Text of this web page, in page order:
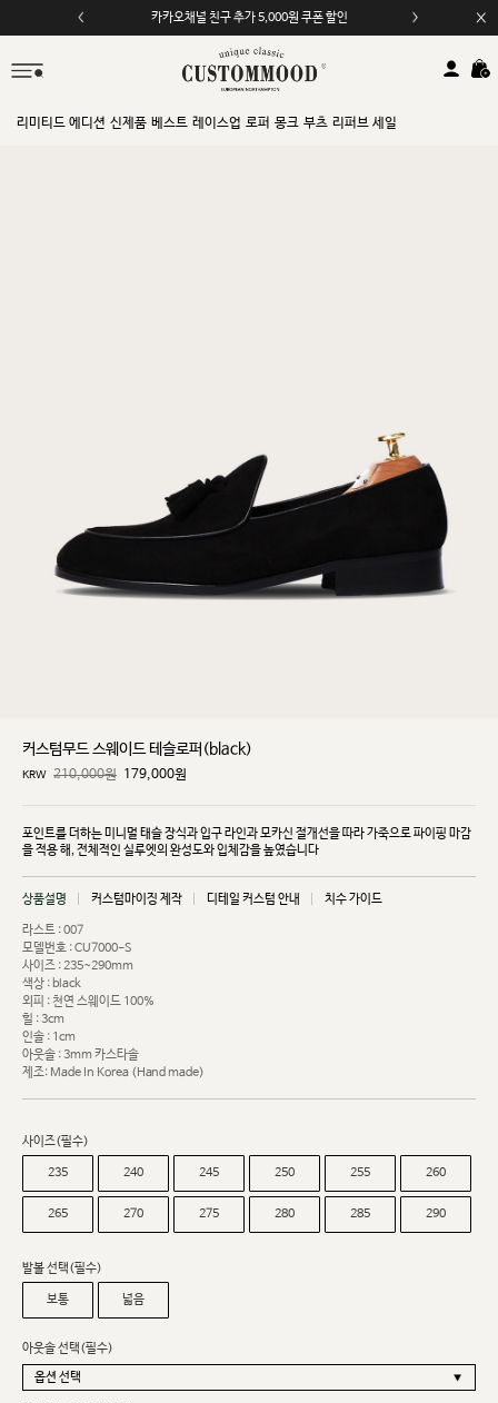
모바일 앱 자동 2,000원 할인
리미티드 에디션 신제품 베스트 레이스업 로퍼 몽크 부츠 리퍼브 세일
커스텀무드 스웨이드 테슬로퍼(black)
KRW 210,000원 179,000원
포인트를 더하는 미니멀 태슬 장식과 입구 라인과 모카신 절개선을 따라 가죽으로 파이핑 마감
을 적용해, 전체적인 실루엣의 완성도와 입체감을 높였습니다
상품설명 커스텀마이징 제작 디테일 커스텀 안내 치수 가이드
라스트 : 007
모델번호 : CU7000-S
사이즈 : 235~290mm
색상 : black
외피 : 천연 스웨이드 100%
힐 : 3cm
인솔 : 1cm
아웃솔 : 3mm 카스타솔
제조: Made In Korea (Hand made)
사이즈(필수)
235 240 245 250 255 260
265 270 275 280 285 290
발볼 선택(필수)
보통 넓음
아웃솔 선택(필수)